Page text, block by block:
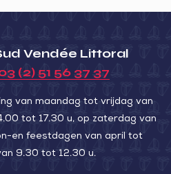
Vendée Littoral
(2) 51 56 37 37
van maandag tot vrijdag van
tot 17.30 u, op zaterdag van
en feestdagen van april tot
9.30 tot 12.30 u.